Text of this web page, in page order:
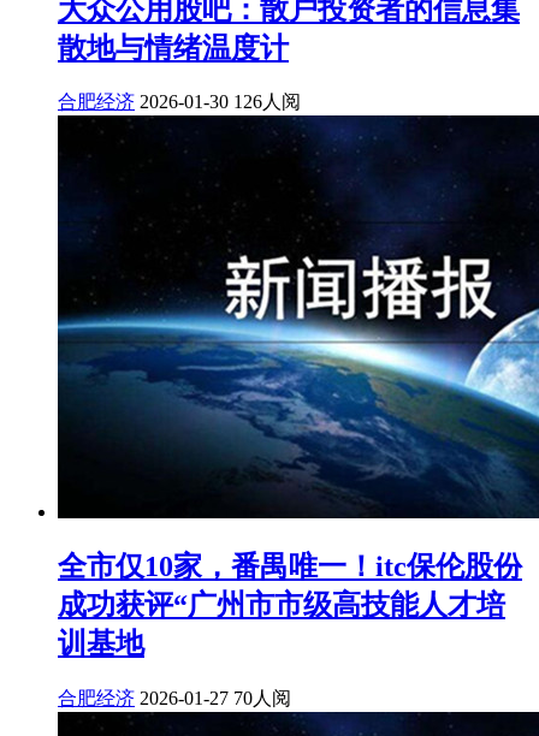
大众公用股吧：散户投资者的信息集
散地与情绪温度计
合肥经济 2026-01-30 126人阅
全市仅10家，番禺唯一！itc保伦股份
成功获评“广州市市级高技能人才培
训基地
合肥经济 2026-01-27 70人阅